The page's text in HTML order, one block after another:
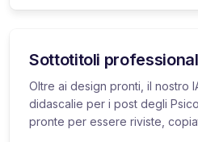
Sottotitoli
Oltre ai design pronti, il nostro
didascalie per i post degli
pronte per essere riviste,